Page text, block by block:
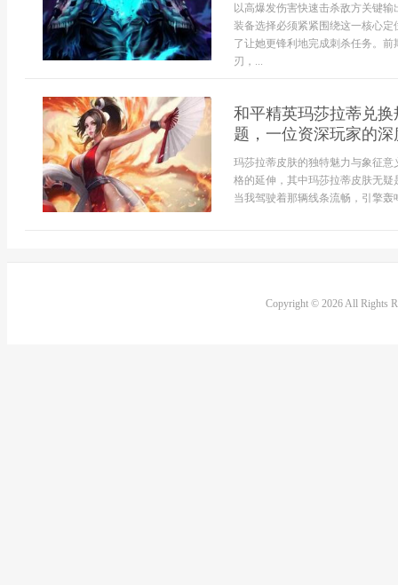
以高爆发伤害快速击杀敌方关键
装备选择必须紧紧围绕这一核心
了让她更锋利地完成刺杀任务。
刃，...
和平精英玛莎拉蒂兑
题，一位资深玩家的
玛莎拉蒂皮肤的独特魅力与象征
格的延伸，其中玛莎拉蒂皮肤无
当我驾驶着那辆线条流畅，引擎
Copyright © 2026 All Rights